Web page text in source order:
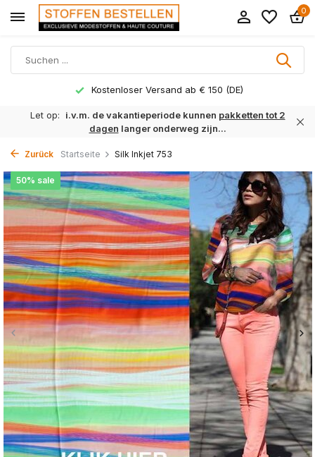
0
Kostenloser Versand ab € 150 (DE)
Let op: i.v.m. de vakantieperiode kunnen pakketten tot 2
dagen langer onderweg zijn...
Zurück Startseite Silk Inkjet 753
50% sale